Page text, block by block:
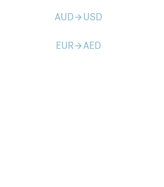
AUDarrow_forward USD
EURarrow_forwardAED